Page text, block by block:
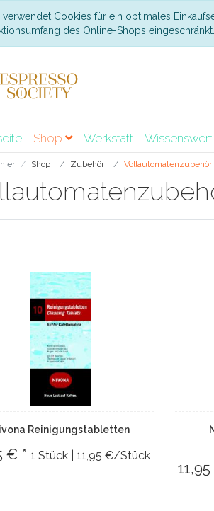
verwendet Cookies für ein optimales
des Online-Shops eingeschränkt.
Shop Werkstatt Wissenswert
Shop Zubehör Vollautomatenzubehör
Reinigungstabletten
€ *1 Stück | 11,95 €/Stück